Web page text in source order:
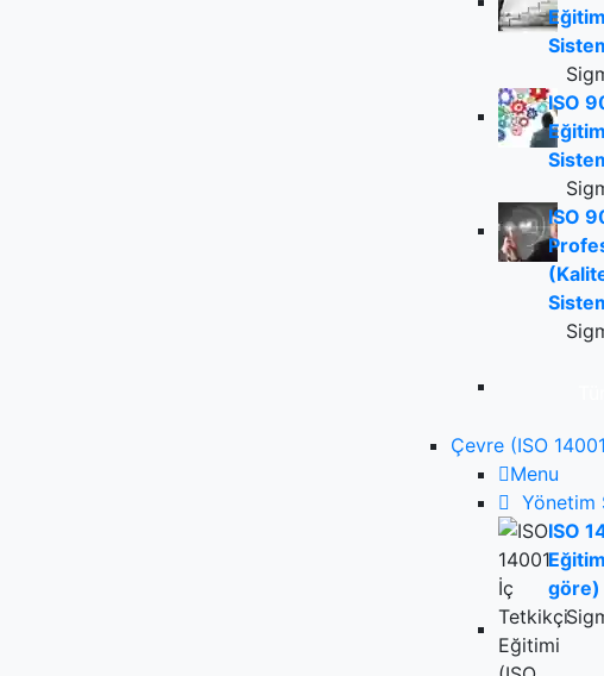
ISO
ISO
Çevre (ISO
Menu
Yönetim
ISO
göre)